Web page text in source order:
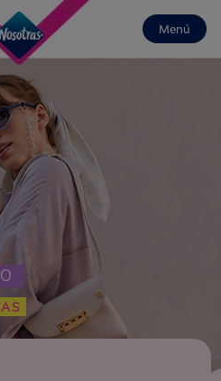
Menú